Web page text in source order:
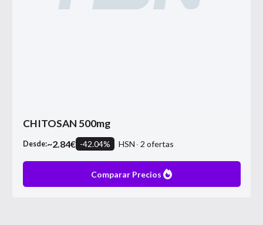
CHITOSAN 500mg
Desde:~2.84€ -42.04% HSN 2 ofertas
Comparar Precios